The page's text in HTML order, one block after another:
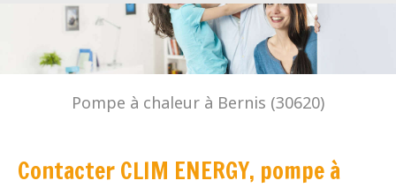
Pompe à chaleur à Bernis (30620)
Contacter CLIM ENERGY, pompe à